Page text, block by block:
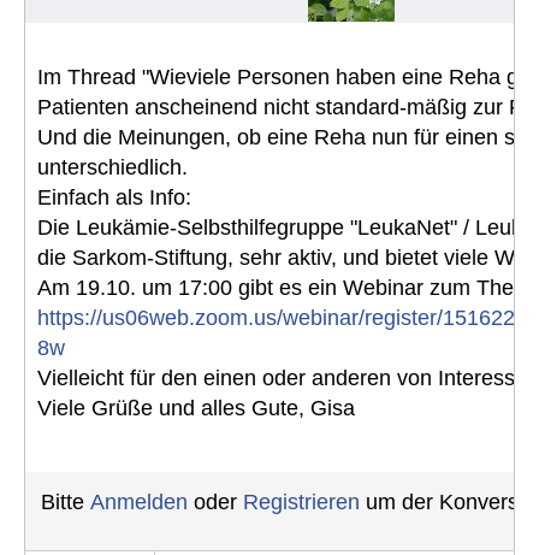
Im Thread "Wieviele Personen haben eine Reha
Patienten anscheinend nicht standard-mäßig zur
Und die Meinungen, ob eine Reha nun für einen
unterschiedlich.
Einfach als Info:
Die Leukämie-Selbsthilfegruppe "LeukaNet" /
die Sarkom-Stiftung, sehr aktiv, und bietet viele
Am 19.10. um 17:00 gibt es ein Webinar zum
https://us06web.zoom.us/webinar/register/
8w
Vielleicht für den einen oder anderen von Interesse?
Viele Grüße und alles Gute, Gisa
Bitte Anmelden oder Registrieren um der